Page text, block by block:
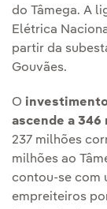
do Tâmega. A
Elétrica
partir da
Gouvães.
O
ascende a 346
237 milhões
milhões ao
contou-se com
empreiteiros